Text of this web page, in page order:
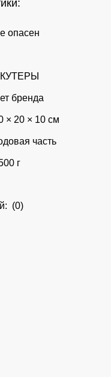
опасен
бренда
× 20 × 10 см
часть
г
(0)